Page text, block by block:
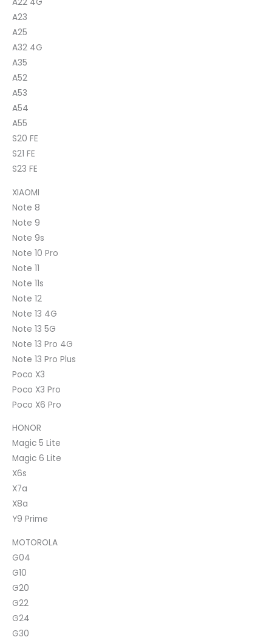
A23
A25
A32 4G
A35
A52
A53
A54
A55
S20 FE
S21 FE
S23 FE
XIAOMI
Note 8
Note 9
Note 9s
Note 10 Pro
Note 11
Note 11s
Note 12
Note 13 4G
Note 13 5G
Note 13 Pro 4G
Note 13 Pro Plus
Poco X3
Poco X3 Pro
Poco X6 Pro
HONOR
Magic 5 Lite
Magic 6 Lite
X6s
X7a
X8a
Y9 Prime
MOTOROLA
G04
G10
G20
G22
G24
G30